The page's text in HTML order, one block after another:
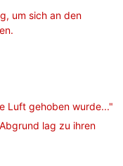
um sich an den
Luft gehoben wurde..."
lag zu ihren